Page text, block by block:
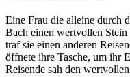
Eine Frau die alleine durch
Bach einen wertvollen
traf sie einen anderen
öffnete ihre Tasche, um ihr
Reisende sah den